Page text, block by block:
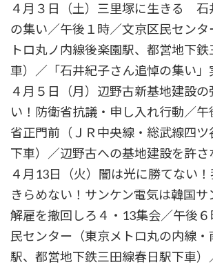
４月３日（土）三里塚に生きる 石
の集い／午後１時／文京区民センタ
トロ丸ノ内線後楽園駅、都営地下
車）／「石井紀子さん追悼の集い」
４月５日（月）辺野古新基地建設
い！防衛省抗議・申し入れ行動／
省正門前（ＪＲ中央線・総武線四
下車）／辺野古への基地建設を許さ
４月13日（火）闇は光に勝てない
きらめない！サンケン電気は韓国サ
解雇を撤回しろ４・13集会／午後
民センター（東京メトロ丸の内線・
駅、都営地下鉄三田線春日駅下車）